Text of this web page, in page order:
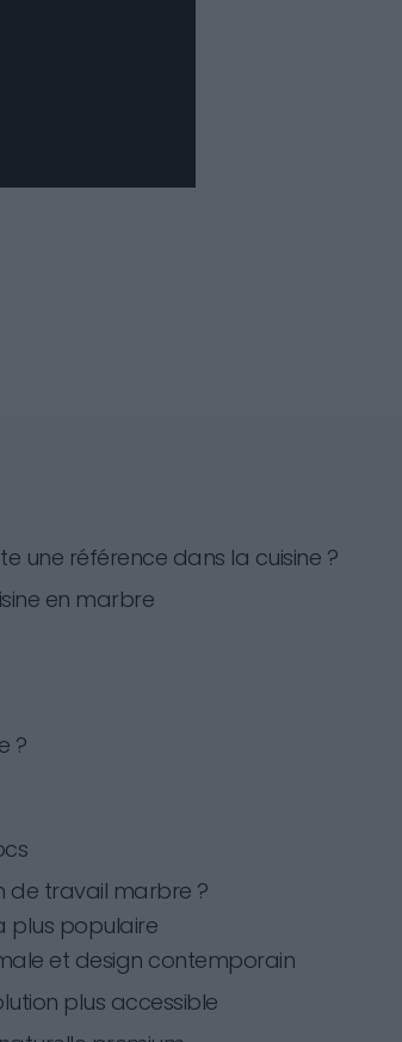
une référence dans la cuisine ?
en marbre
?
de travail marbre ?
plus populaire
et design contemporain
plus accessible